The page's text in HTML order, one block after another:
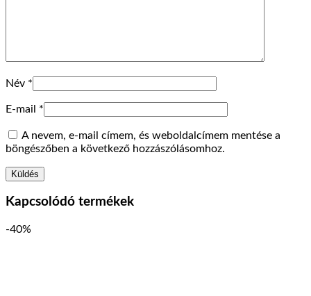
Név *
E-mail *
A nevem, e-mail címem, és weboldalcímem mentése a
böngészőben a következő hozzászólásomhoz.
Kapcsolódó termékek
-40%